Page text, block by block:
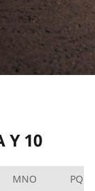
Y 10
MNO PQRS